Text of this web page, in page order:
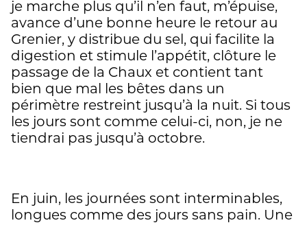
je marche plus qu’il n’en faut, m’épuise,
avance d’une bonne heure le retour au
Grenier, y distribue du sel, qui facilite la
digestion et stimule l’appétit, clôture le
passage de la Chaux et contient tant
bien que mal les bêtes dans un
périmètre restreint jusqu’à la nuit. Si tous
les jours sont comme celui-ci, non, je ne
tiendrai pas jusqu’à octobre.
En juin, les journées sont interminables,
longues comme des jours sans pain. Une